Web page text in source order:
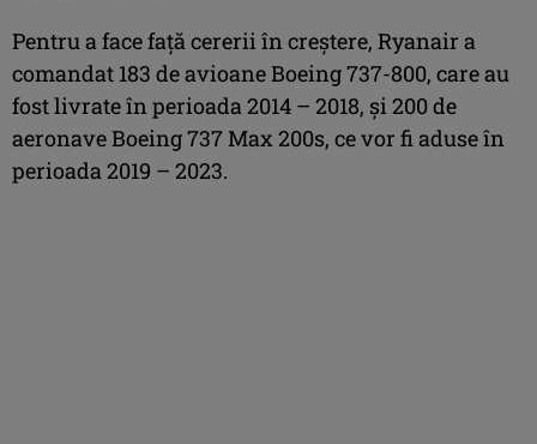
Pentru a face faţă cererii în creştere, Ryanair a
comandat 183 de avioane Boeing 737-800, care au
fost livrate în perioada 2014 – 2018, şi 200 de
aeronave Boeing 737 Max 200s, ce vor fi aduse în
perioada 2019 – 2023.